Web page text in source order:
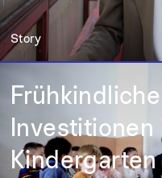
Story
Investitionen